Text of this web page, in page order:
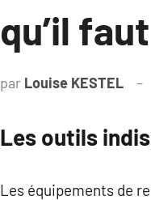
qu’il
par Louise KESTEL
Les outils
Les équipements de